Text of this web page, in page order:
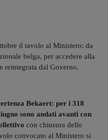
il tavolo al Ministero: da
belga, per accedere alla
reintegrata dal Governo.
Bekaert: per i 318
sono andati avanti con
con chiusura dello
convocato al Ministero si